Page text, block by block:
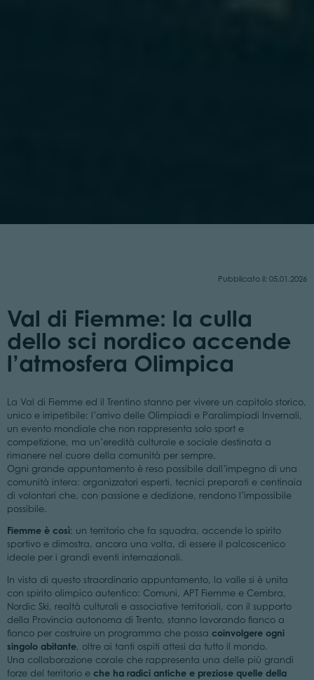
Pubblicato il: 05.01.2026
Val di Fiemme: la culla
dello sci nordico accende
l’atmosfera Olimpica
La Val di Fiemme ed il Trentino stanno per vivere un capitolo storico,
unico e irripetibile: l’arrivo delle Olimpiadi e Paralimpiadi Invernali,
un evento mondiale che non rappresenta solo sport e
competizione, ma un’eredità culturale e sociale destinata a
rimanere nel cuore della comunità per sempre.
Ogni grande appuntamento è reso possibile dall’impegno di una
comunità intera: organizzatori esperti, tecnici preparati e centinaia
di volontari che, con passione e dedizione, rendono l’impossibile
possibile.
Fiemme è così: un territorio che fa squadra, accende lo spirito
sportivo e dimostra, ancora una volta, di essere il palcoscenico
ideale per i grandi eventi internazionali.
In vista di questo straordinario appuntamento, la valle si è unita
con spirito olimpico autentico: Comuni, APT Fiemme e Cembra,
Nordic Ski, realtà culturali e associative territoriali, con il supporto
della Provincia autonoma di Trento, stanno lavorando fianco a
fianco per costruire un programma che possa coinvolgere ogni
singolo abitante, oltre ai tanti ospiti attesi da tutto il mondo.
Una collaborazione corale che rappresenta una delle più grandi
forze del territorio e che ha radici antiche e preziose quelle della